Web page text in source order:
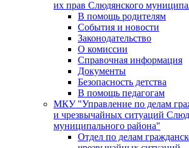
их прав Слюдянского
В помощь родителям
События и новости
Законодательство
О комиссии
Справочная информация
Документы
Безопасность детства
В помощь педагогам
МКУ "Управление по делам
и чрезвычайных ситуаций
муниципального района"
Отдел по делам